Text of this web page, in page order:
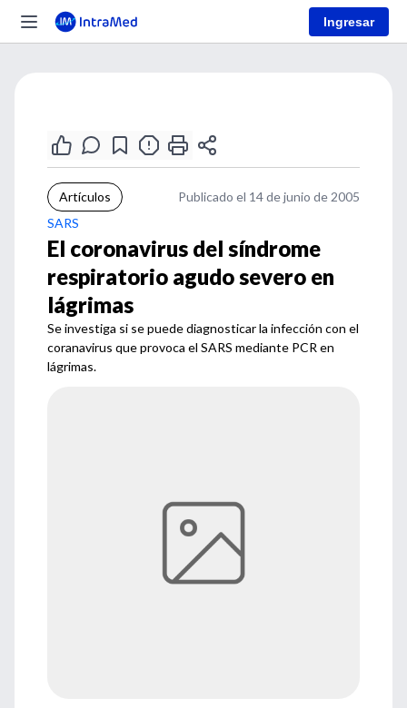
Ingresar
Artículos
Publicado el 14 de junio de 2005
SARS
El coronavirus del síndrome
respiratorio agudo severo en
lágrimas
Se investiga si se puede diagnosticar la infección con el
coranavirus que provoca el SARS mediante PCR en
lágrimas.